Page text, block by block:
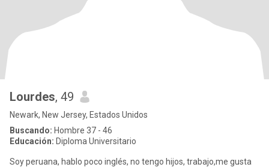
Lourdes, 49
Newark, New Jersey, Estados Unidos
Buscando: Hombre 37 - 46
Educación: Diploma Universitario
Soy peruana, hablo poco inglés, no tengo hijos, trabajo,me gusta